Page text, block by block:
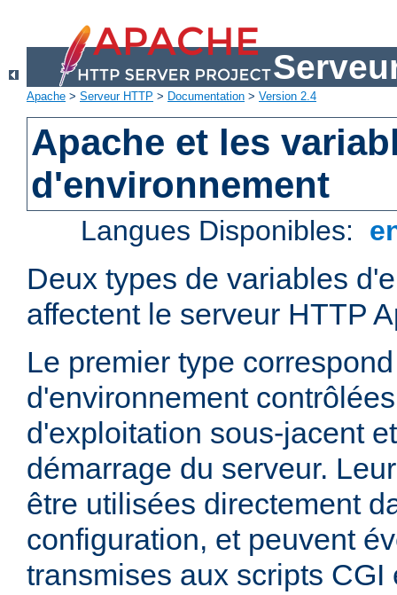
Apache > Serveur HTTP > Documentation > Version 2.4
Apache et les
d'environnement
Langues Disponibles:
Deux types de variables
affectent le serveur HTTP
Le premier type
d'environnement
d'exploitation sous-jacent
démarrage du serveur.
être utilisées directement
configuration, et peuvent
transmises aux scripts CGI